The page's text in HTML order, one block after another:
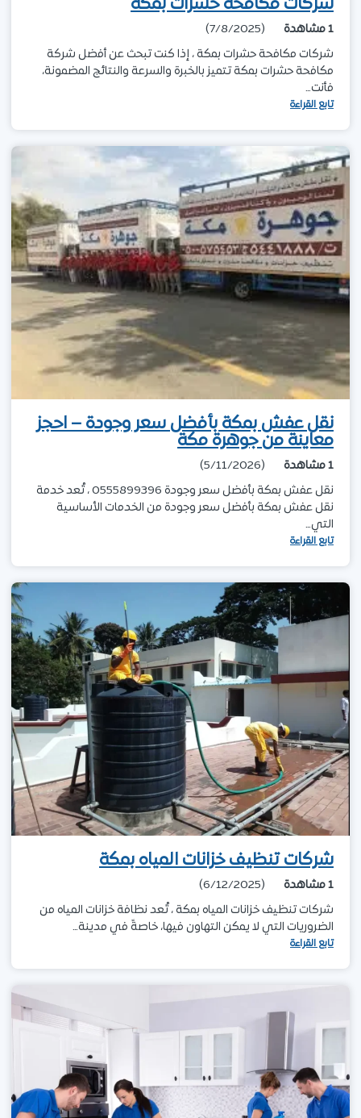
شركات مكافحة حشرات بمكة
1مشاهدة
(7/8/2025)
شركات مكافحة حشرات بمكة ، إذا كنت تبحث عن أفضل شركة
مكافحة حشرات بمكة تتميز بالخبرة والسرعة والنتائج المضمونة،
فأنت…
تابع القراءة
نقل عفش بمكة بأفضل سعر وجودة – احجز
معاينة من جوهرة مكة
1مشاهدة
(5/11/2026)
نقل عفش بمكة بأفضل سعر وجودة 0555899396 ، تُعد خدمة
نقل عفش بمكة بأفضل سعر وجودة من الخدمات الأساسية
التي…
تابع القراءة
شركات تنظيف خزانات المياه بمكة
1مشاهدة
(6/12/2025)
شركات تنظيف خزانات المياه بمكة ، تُعد نظافة خزانات المياه من
الضروريات التي لا يمكن التهاون فيها، خاصةً في مدينة…
تابع القراءة